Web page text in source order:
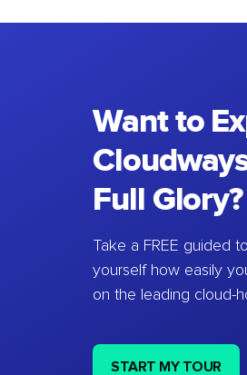
Want to
Full Glory?
Take a FREE guided
yourself how easily
on the leading cloud-
START MY TOUR